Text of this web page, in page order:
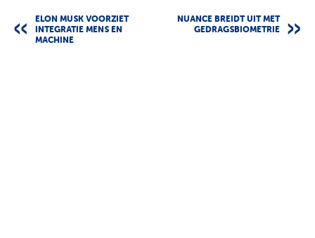
ELON MUSK VOORZIET
INTEGRATIE MENS EN
MACHINE
NUANCE BREIDT UIT MET
GEDRAGSBIOMETRIE